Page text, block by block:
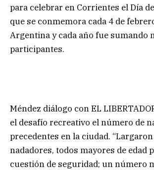
para celebrar en Corrientes el Día
que se conmemora cada 4 de
Argentina y cada año fue sumando
participantes.
Méndez diálogo con EL
el desafío recreativo el número de
precedentes en la ciudad.
nadadores, todos mayores de edad
cuestión de seguridad; un número